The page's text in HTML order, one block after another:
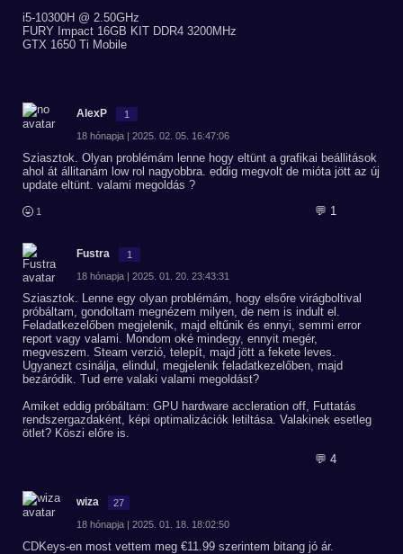
i5-10300H @ 2.50GHz
FURY Impact 16GB KIT DDR4 3200MHz
GTX 1650 Ti Mobile
AlexP 1
18 hónapja | 2025. 02. 05. 16:47:06
Sziasztok. Olyan problémám lenne hogy eltünt a grafikai beállitások
ahol át állitanám low rol nagyobbra. eddig megvolt de mióta jött az új
update eltünt. valami megoldás ?
1 💬 1
Fustra 1
18 hónapja | 2025. 01. 20. 23:43:31
Sziasztok. Lenne egy olyan problémám, hogy elsőre virágboltival
próbáltam, gondoltam megnézem milyen, de nem is indult el.
Feladatkezelőben megjelenik, majd eltűnik és ennyi, semmi error
report vagy valami. Mondom oké mindegy, ennyit megér,
megveszem. Steam verzió, telepít, majd jött a fekete leves.
Ugyanezt csinálja, elindul, megjelenik feladatkezelőben, majd
bezáródik. Tud erre valaki valami megoldást?
Amiket eddig próbáltam: GPU hardware accleration off, Futtatás
rendszergazdaként, képi optimalizációk letiltása. Valakinek esetleg
ötlet? Köszi előre is.
💬 4
wiza 27
18 hónapja | 2025. 01. 18. 18:02:50
CDKeys-en most vettem meg €11.99 szerintem bitang jó ár.